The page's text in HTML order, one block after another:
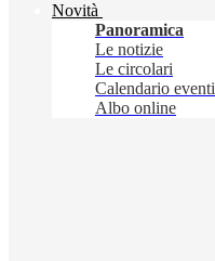
Novità
Panoramica
Le notizie
Le circolari
Calendario eventi
Albo online